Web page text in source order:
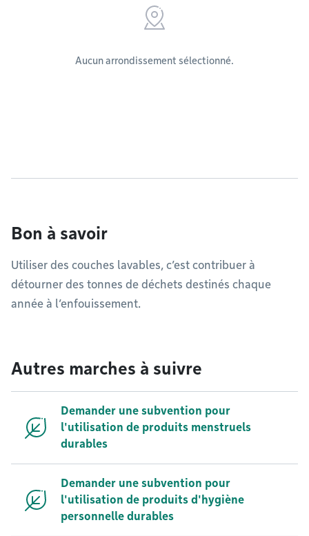
Aucun arrondissement sélectionné.
Bon à savoir
Utiliser des couches lavables, c’est contribuer à
détourner des tonnes de déchets destinés chaque
année à l’enfouissement.
Autres marches à suivre
Demander une subvention pour
l'utilisation de produits menstruels
durables
Demander une subvention pour
l'utilisation de produits d'hygiène
personnelle durables